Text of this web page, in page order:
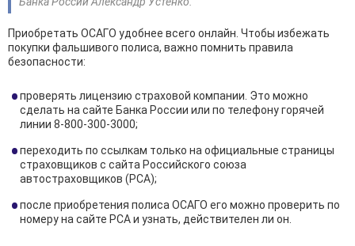
Приобретать ОСАГО удобнее всего онлайн. Чтобы избежать
покупки фальшивого полиса, важно помнить правила
безопасности:
проверять лицензию страховой компании. Это можно
сделать на сайте Банка России или по телефону горячей
линии 8-800-300-3000;
переходить по ссылкам только на официальные страницы
страховщиков с сайта Российского союза
автостраховщиков (РСА);
после приобретения полиса ОСАГО его можно проверить по
номеру на сайте РСА и узнать, действителен ли он.